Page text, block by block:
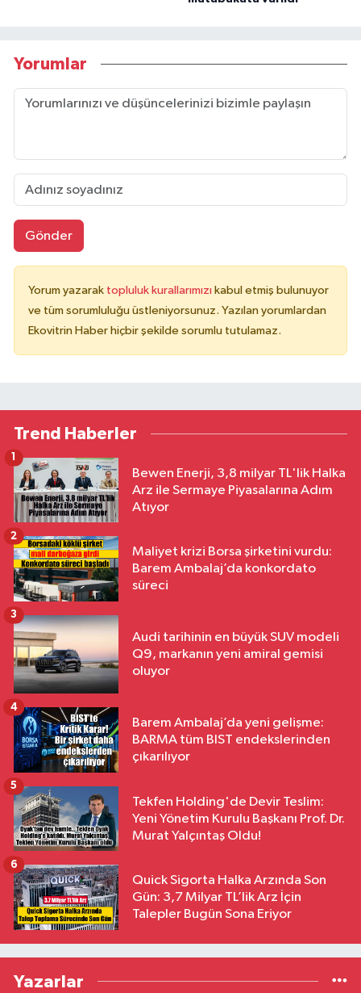
Yorumlar
Gönder
Yorum yazarak topluluk kurallarımızı kabul etmiş bulunuyor
ve tüm sorumluluğu üstleniyorsunuz. Yazılan yorumlardan
Ekovitrin Haber hiçbir şekilde sorumlu tutulamaz.
Trend Haberler
Bewen Enerji, 3,8 milyar TL'lik Halka
Arz ile Sermaye Piyasalarına Adım
Atıyor
1
Maliyet krizi Borsa şirketini vurdu:
Barem Ambalaj’da konkordato
süreci
2
Audi tarihinin en büyük SUV modeli
Q9, markanın yeni amiral gemisi
oluyor
3
Barem Ambalaj’da yeni gelişme:
BARMA tüm BIST endekslerinden
çıkarılıyor
4
Tekfen Holding'de Devir Teslim:
Yeni Yönetim Kurulu Başkanı Prof. Dr.
Murat Yalçıntaş Oldu!
5
Quick Sigorta Halka Arzında Son
Gün: 3,7 Milyar TL’lik Arz İçin
Talepler Bugün Sona Eriyor
6
Yazarlar